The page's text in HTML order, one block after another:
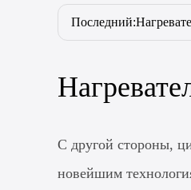
С другой стороны,
новейшим